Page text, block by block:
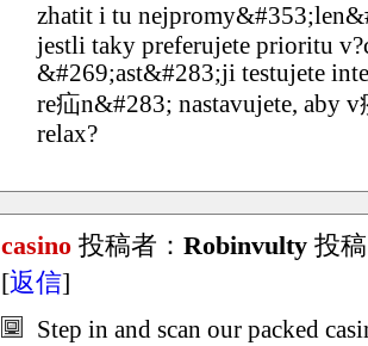
zhatit i tu
jestli taky preferujete prioritu
&#269;ast&#283;ji testujete
re疝n&#283; nastavujete, aby
relax?
casino 投稿者： Robinvulty 投
[返信]
Step in and scan our packed